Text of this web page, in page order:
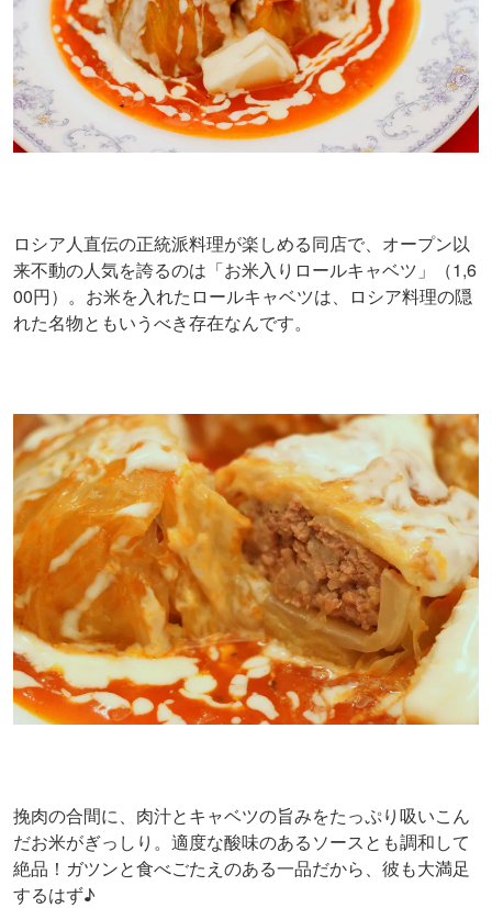
ロシア人直伝の正統派料理が楽しめる同店で、オープン以
来不動の人気を誇るのは「お米入りロールキャベツ」（1,6
00円）。お米を入れたロールキャベツは、ロシア料理の隠
れた名物ともいうべき存在なんです。
挽肉の合間に、肉汁とキャベツの旨みをたっぷり吸いこん
だお米がぎっしり。適度な酸味のあるソースとも調和して
絶品！ガツンと食べごたえのある一品だから、彼も大満足
するはず♪